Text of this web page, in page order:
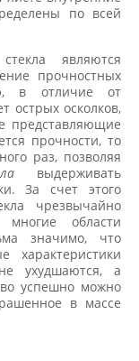
по всей
являются
прочностных
, в отличие от
острых осколков,
представляющие
прочности, то
раз, позволяя
выдерживать
За счет этого
чрезвычайно
области
значимо, что
характеристики
ухудшаются, а
успешно можно
в массе